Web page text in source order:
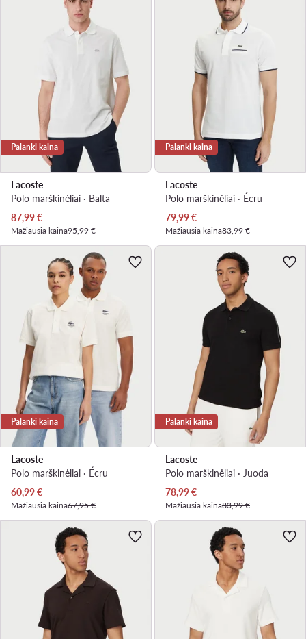
Palanki kaina
Lacoste
Polo marškinėliai · Balta
Dabartinė kaina
87,99€
Mažiausia kaina95,99 €
Palanki kaina
Lacoste
Polo marškinėliai · Écru
Dabartinė kaina
79,99€
Mažiausia kaina83,99 €
Palanki kaina
Lacoste
Polo marškinėliai · Écru
Dabartinė kaina
60,99€
Mažiausia kaina67,95 €
Palanki kaina
Lacoste
Polo marškinėliai · Juoda
Dabartinė kaina
78,99€
Mažiausia kaina83,99 €